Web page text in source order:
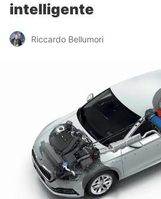
intelligente
Riccardo Bellumori